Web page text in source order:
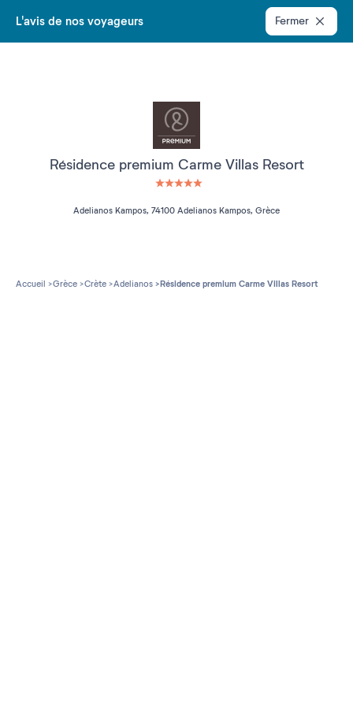
L'avis de nos voyageurs Fermer
Résidence premium Carme Villas Resort
Adelianos Kampos, 74100 Adelianos Kampos, Grèce
Accueil Grèce Crète Adelianos Résidence premium Carme Villas Resort